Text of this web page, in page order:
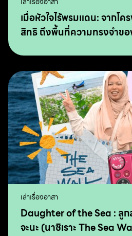
เมื่อหัวใจไร้พรมแดน: จากโ
สิทธิ ถึงพื้นที่ความทรงจำขอ
เล่าเรื่องอาสา
Daughter of the Sea : ลูก
จะนะ (นาซิเราะ The Sea